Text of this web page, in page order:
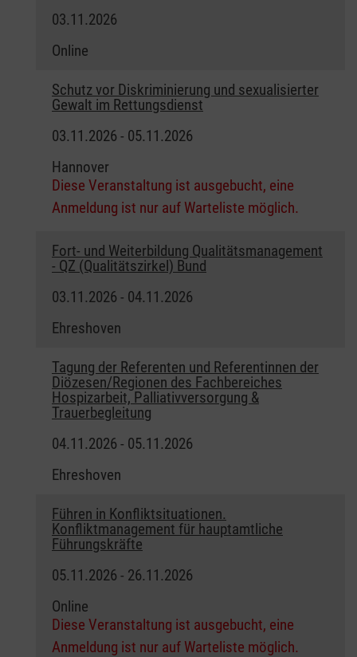
03.11.2026
Online
Schutz vor Diskriminierung und sexualisierter
Gewalt im Rettungsdienst
03.11.2026 - 05.11.2026
Hannover
Diese Veranstaltung ist ausgebucht, eine
Anmeldung ist nur auf Warteliste möglich.
Fort- und Weiterbildung Qualitätsmanagement
- QZ (Qualitätszirkel) Bund
03.11.2026 - 04.11.2026
Ehreshoven
Tagung der Referenten und Referentinnen der
Diözesen/Regionen des Fachbereiches
Hospizarbeit, Palliativversorgung &
Trauerbegleitung
04.11.2026 - 05.11.2026
Ehreshoven
Führen in Konfliktsituationen.
Konfliktmanagement für hauptamtliche
Führungskräfte
05.11.2026 - 26.11.2026
Online
Diese Veranstaltung ist ausgebucht, eine
Anmeldung ist nur auf Warteliste möglich.